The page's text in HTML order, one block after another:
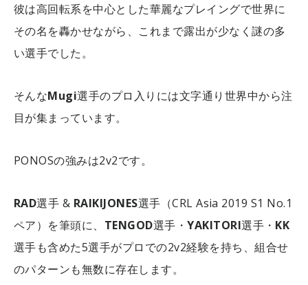
彼は高回転系を中心とした華麗なプレイングで世界に
その名を轟かせながら、これまで露出が少なく謎の多
い選手でした。
そんなMugi選手のプロ入りには文字通り世界中から注
目が集まっています。
PONOSの強みは2v2です。
RAD選手 & RAIKIJONES選手（CRL Asia 2019 S1 No.1
ペア）を筆頭に、 TENGOD選手・YAKITORI選手・ KK
選手も含めた5選手がプロでの2v2経験を持ち、組合せ
のパターンも無数に存在します。